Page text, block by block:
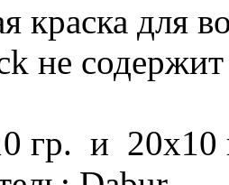
краска для
не
гр. и 20х10